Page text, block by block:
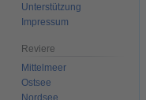
Unterstützung
Impressum
Reviere
Mittelmeer
Ostsee
Nordsee